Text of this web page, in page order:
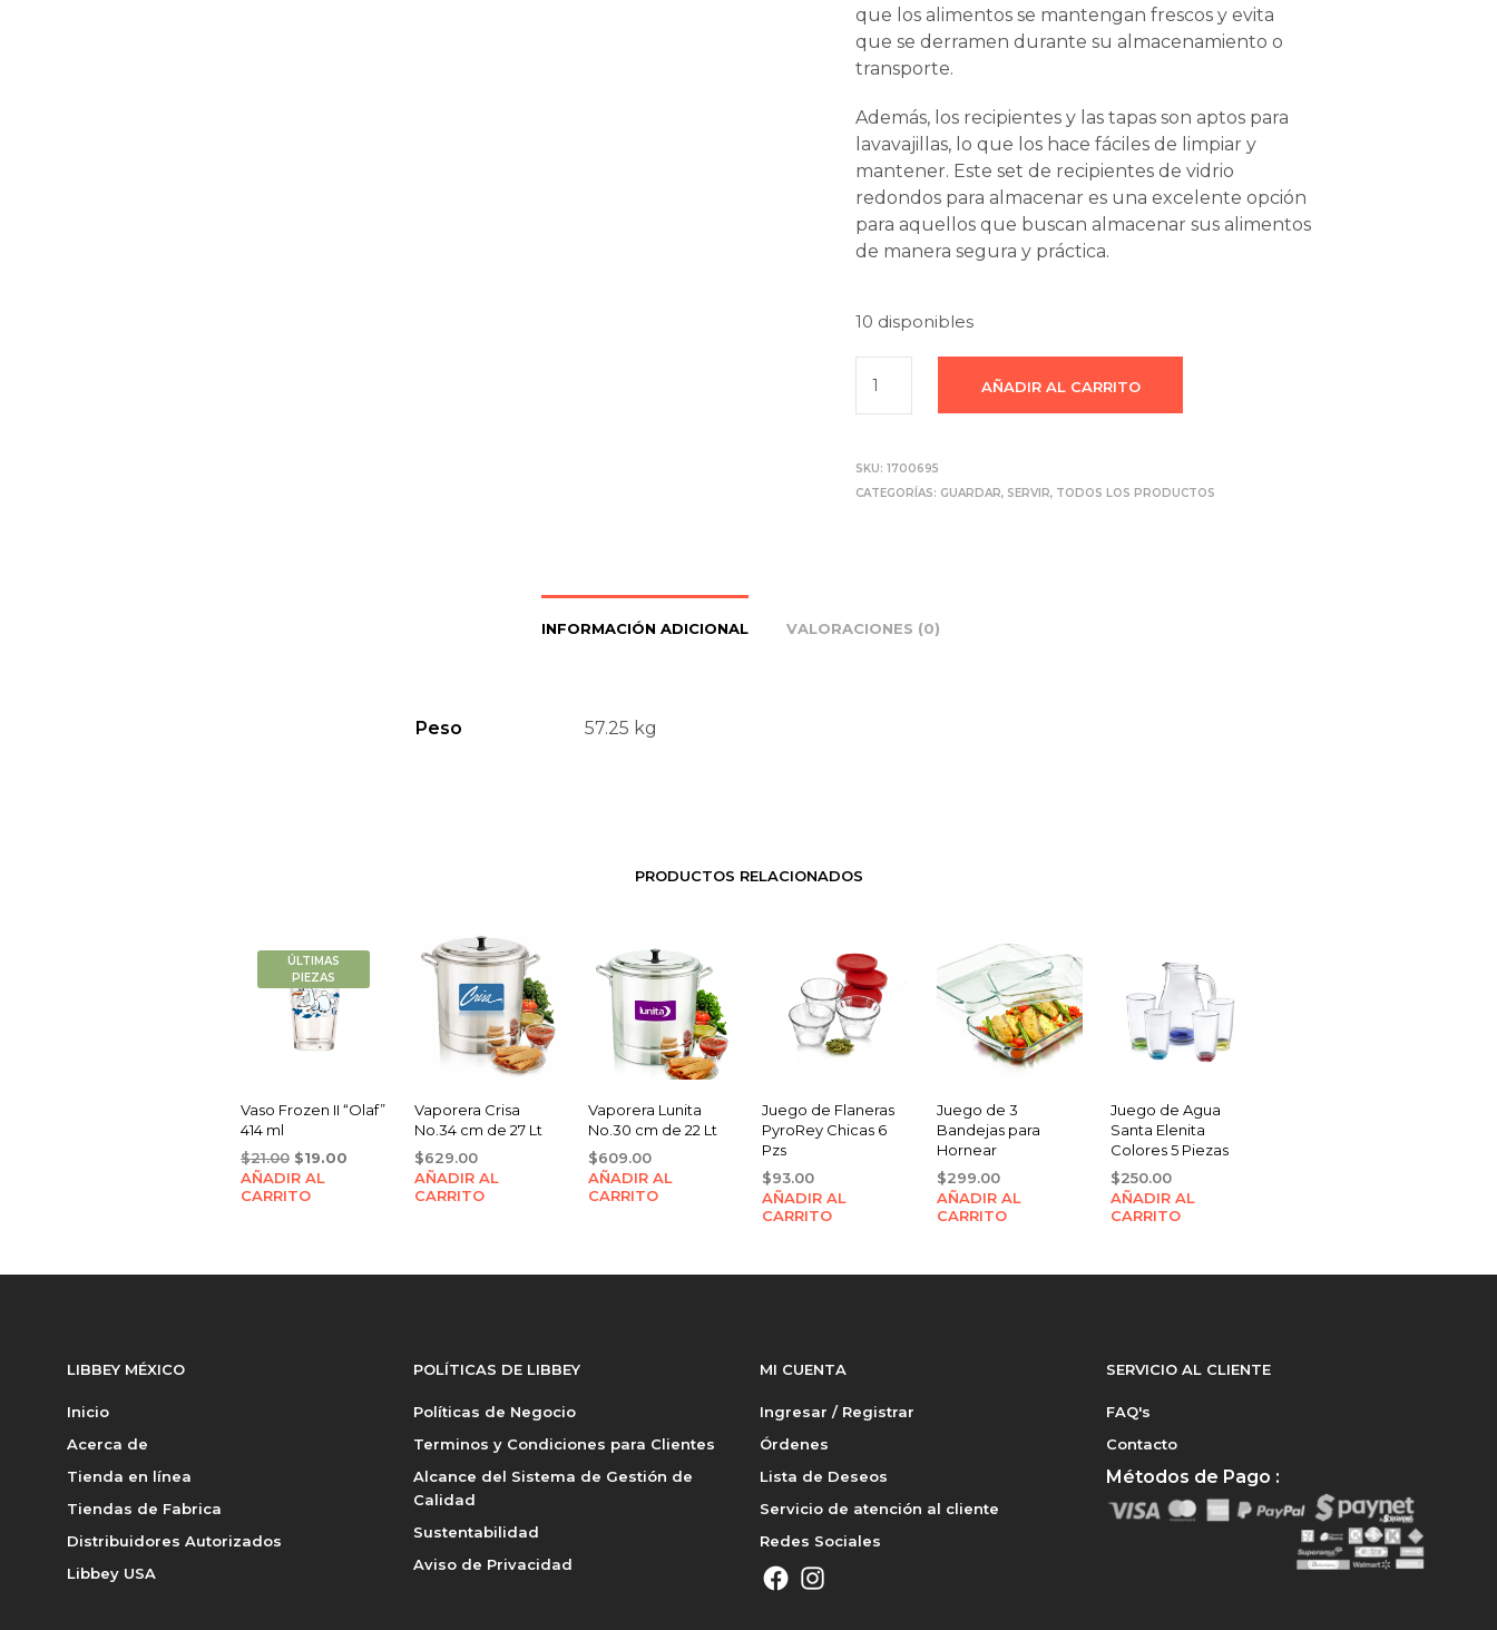
que los alimentos se mantengan frescos y evita
que se derramen durante su almacenamiento o
transporte.
Además, los recipientes y las tapas son aptos para
lavavajillas, lo que los hace fáciles de limpiar y
mantener. Este set de recipientes de vidrio
redondos para almacenar es una excelente opción
para aquellos que buscan almacenar sus alimentos
de manera segura y práctica.
10 disponibles
AÑADIR AL CARRITO
SKU:1700695
CATEGORÍAS: GUARDAR, SERVIR, TODOS LOS PRODUCTOS
INFORMACIÓN ADICIONAL VALORACIONES (0)
Peso 57.25 kg
PRODUCTOS RELACIONADOS
ÚLTIMAS
PIEZAS
Vaso Frozen II “Olaf”
414 ml
$21.00 Original
price
was:
$19.00Current
AÑADIR AL
CARRITO
Vaporera Crisa
No.34 cm de 27 Lt
$629.00
AÑADIR AL
CARRITO
Vaporera Lunita
No.30 cm de 22 Lt
$609.00
AÑADIR AL
CARRITO
Juego de Flaneras
PyroRey Chicas 6
Pzs
$93.00
AÑADIR AL
CARRITO
Juego de 3
Bandejas para
Hornear
$299.00
AÑADIR AL
CARRITO
Juego de Agua
Santa Elenita
Colores 5 Piezas
$250.00
AÑADIR AL
CARRITO
LIBBEY MÉXICO
Inicio
Acerca de
Tienda en línea
Tiendas de Fabrica
Distribuidores Autorizados
Libbey USA
POLÍTICAS DE LIBBEY
Políticas de Negocio
Terminos y Condiciones para Clientes
Alcance del Sistema de Gestión de
Calidad
Sustentabilidad
Aviso de Privacidad
MI CUENTA
Ingresar / Registrar
Órdenes
Lista de Deseos
Servicio de atención al cliente
Redes Sociales
SERVICIO AL CLIENTE
FAQ's
Contacto
Métodos de Pago :